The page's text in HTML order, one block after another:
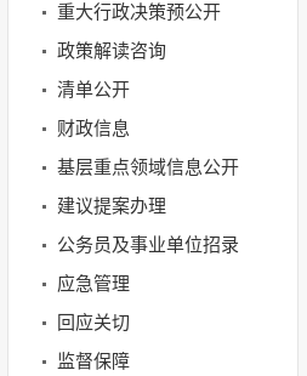
重大行政决策预公开
政策解读咨询
清单公开
财政信息
基层重点领域信息公开
建议提案办理
公务员及事业单位招录
应急管理
回应关切
监督保障